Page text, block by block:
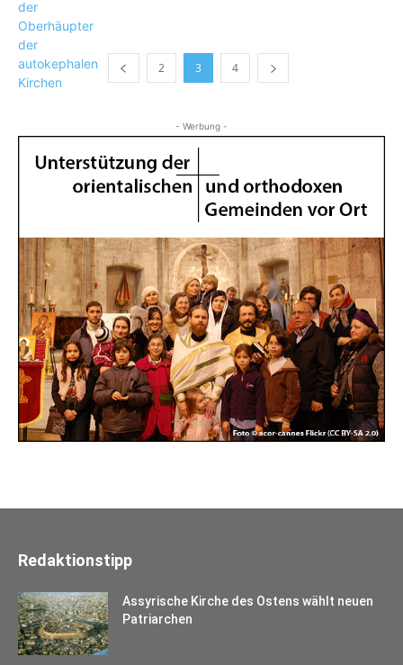
2 3 4
- Werbung -
Redaktionstipp
Assyrische Kirche des Ostens wählt neuen
Patriarchen